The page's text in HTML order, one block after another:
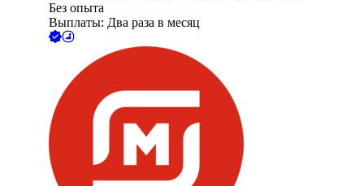
Без опыта
Выплаты: Два раза в месяц